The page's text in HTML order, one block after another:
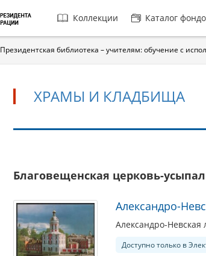
Главная
навигация
Коллекции Каталог
Президентская библиотека – учителям: обучение с
ХРАМЫ И КЛАДБИЩА
и
кладбища
Благовещенская церковь-
Александро-
Александро-Невская
Доступно только в